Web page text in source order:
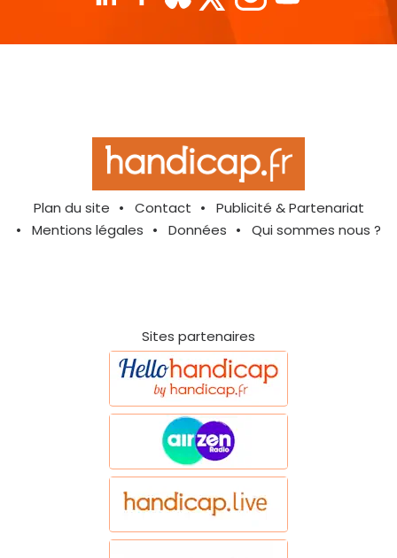
Plan du site Contact
Publicité & Partenariat
Mentions légales
Données Qui sommes nous ?
Sites partenaires